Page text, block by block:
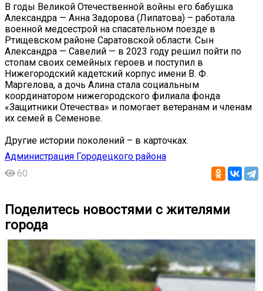
В годы Великой Отечественной войны его бабушка
Александра — Анна Задорова (Липатова) – работала
военной медсестрой на спасательном поезде в
Ртищевском районе Саратовской области. Сын
Александра — Савелий — в 2023 году решил пойти по
стопам своих семейных героев и поступил в
Нижегородский кадетский корпус имени В. Ф.
Маргелова, а дочь Алина стала социальным
координатором нижегородского филиала фонда
«Защитники Отечества» и помогает ветеранам и членам
их семей в Семенове.
Другие истории поколений – в карточках.
Администрация Городецкого района
60
Поделитесь новостями с жителями
города